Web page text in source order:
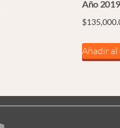
Año
$
Añadir